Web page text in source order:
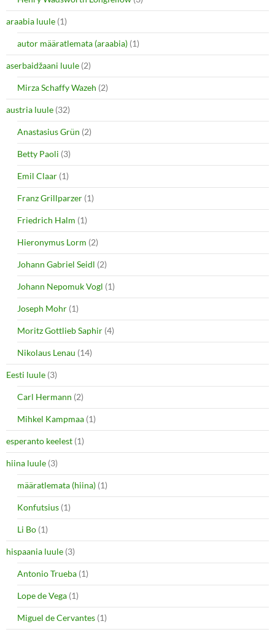
p
e
n
n
n
w
w
i
n
d
o
)
O
p
e
n
i
n
n
e
w
w
i
n
d
w
)
araabia luule (1)
autor määratlemata (araabia) (1)
aserbaidžaani luule (2)
Mirza Schaffy Wazeh (2)
austria luule (32)
Anastasius Grün (2)
Betty Paoli (3)
Emil Claar (1)
Franz Grillparzer (1)
Friedrich Halm (1)
Hieronymus Lorm (2)
Johann Gabriel Seidl (2)
Johann Nepomuk Vogl (1)
Joseph Mohr (1)
Moritz Gottlieb Saphir (4)
Nikolaus Lenau (14)
Eesti luule (3)
Carl Hermann (2)
Mihkel Kampmaa (1)
esperanto keelest (1)
hiina luule (3)
määratlemata (hiina) (1)
Konfutsius (1)
Li Bo (1)
hispaania luule (3)
Antonio Trueba (1)
Lope de Vega (1)
Miguel de Cervantes (1)